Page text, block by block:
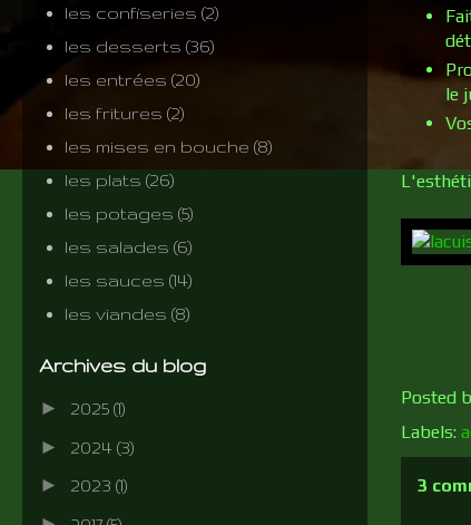
le
Posted
Labels:
3
les confiseries (2)
les desserts (36)
les entrées (20)
les fritures (2)
les mises en bouche (8)
les plats (26)
les potages (5)
les salades (6)
les sauces (14)
les viandes (8)
Archives du blog
► 2025 (1)
► 2024 (3)
► 2023 (1)